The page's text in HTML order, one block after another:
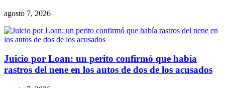
agosto 7, 2026
Juicio por Loan: un perito confirmó que había
rastros del nene en los autos de dos de los acusados